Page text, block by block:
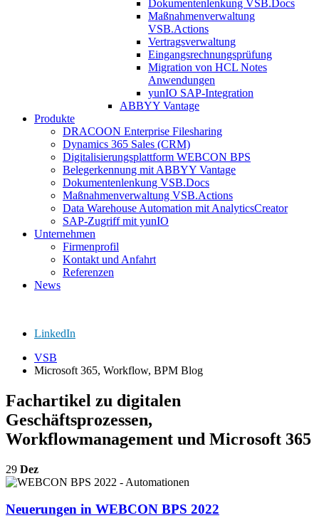
Dokumentenlenkung VSB.Docs
Maßnahmenverwaltung
VSB.Actions
Vertragsverwaltung
Eingangsrechnungs­prüfung
Migration von HCL Notes
Anwendungen
yunIO SAP-Integration
ABBYY Vantage
Produkte
DRACOON Enterprise Filesharing
Dynamics 365 Sales (CRM)
Digitalisierungsplattform WEBCON BPS
Belegerkennung mit ABBYY Vantage
Dokumentenlenkung VSB.Docs
Maßnahmenverwaltung VSB.Actions
Data Warehouse Automation mit AnalyticsCreator
SAP-Zugriff mit yunIO
Unternehmen
Firmenprofil
Kontakt und Anfahrt
Referenzen
News
LinkedIn
VSB
Microsoft 365, Workflow, BPM Blog
Fachartikel zu digitalen
Geschäftsprozessen,
Workflowmanagement und Microsoft 365
29 Dez
Neuerungen in WEBCON BPS 2022